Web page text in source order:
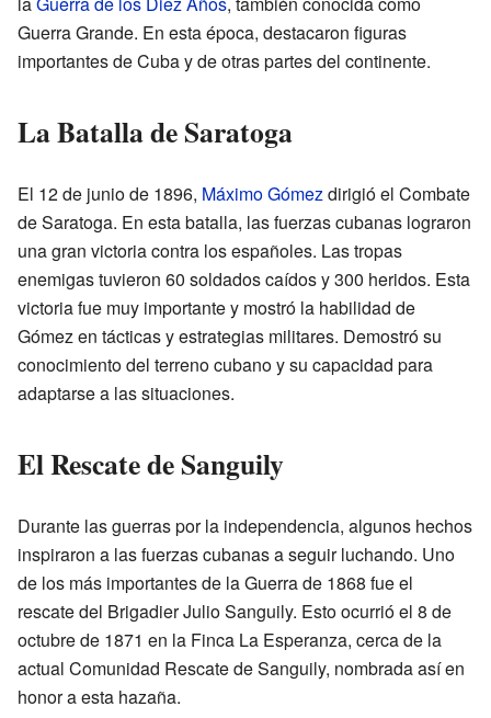
Guerra Grande. En esta época, destacaron figuras
importantes de Cuba y de otras partes del continente.
La Batalla de Saratoga
El 12 de junio de 1896, Máximo Gómezdirigió el Combate
de Saratoga. En esta batalla, las fuerzas cubanas lograron
una gran victoria contra los españoles. Las tropas
enemigas tuvieron 60 soldados caídos y 300 heridos. Esta
victoria fue muy importante y mostró la habilidad de
Gómez en tácticas y estrategias militares. Demostró su
conocimiento del terreno cubano y su capacidad para
adaptarse a las situaciones.
El Rescate de Sanguily
Durante las guerras por la independencia, algunos hechos
inspiraron a las fuerzas cubanas a seguir luchando. Uno
de los más importantes de la Guerra de 1868 fue el
rescate del Brigadier Julio Sanguily. Esto ocurrió el 8 de
octubre de 1871 en la Finca La Esperanza, cerca de la
actual Comunidad Rescate de Sanguily, nombrada así en
honor a esta hazaña.